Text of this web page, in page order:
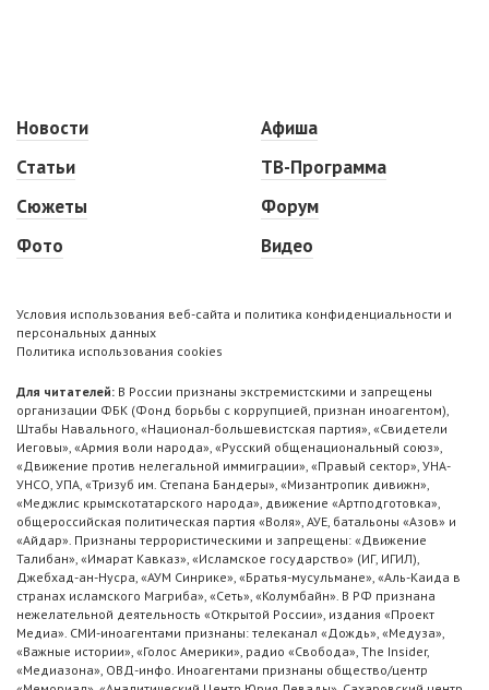
Новости
Статьи
Сюжеты
Фото
Афиша
ТВ-Программа
Форум
Видео
Условия использования веб-сайта и политика конфиденциальности и
персональных данных
Политика использования cookies
Для читателей: В России признаны экстремистскими и запрещены
организации ФБК (Фонд борьбы с коррупцией, признан иноагентом),
Штабы Навального, «Национал-большевистская партия», «Свидетели
Иеговы», «Армия воли народа», «Русский общенациональный союз»,
«Движение против нелегальной иммиграции», «Правый сектор», УНА-
УНСО, УПА, «Тризуб им. Степана Бандеры», «Мизантропик дивижн»,
«Меджлис крымскотатарского народа», движение «Артподготовка»,
общероссийская политическая партия «Воля», АУЕ, батальоны «Азов» и
«Айдар». Признаны террористическими и запрещены: «Движение
Талибан», «Имарат Кавказ», «Исламское государство» (ИГ, ИГИЛ),
Джебхад-ан-Нусра, «АУМ Синрике», «Братья-мусульмане», «Аль-Каида в
странах исламского Магриба», «Сеть», «Колумбайн». В РФ признана
нежелательной деятельность «Открытой России», издания «Проект
Медиа». СМИ-иноагентами признаны: телеканал «Дождь», «Медуза»,
«Важные истории», «Голос Америки», радио «Свобода», The Insider,
«Медиазона», ОВД-инфо. Иноагентами признаны общество/центр